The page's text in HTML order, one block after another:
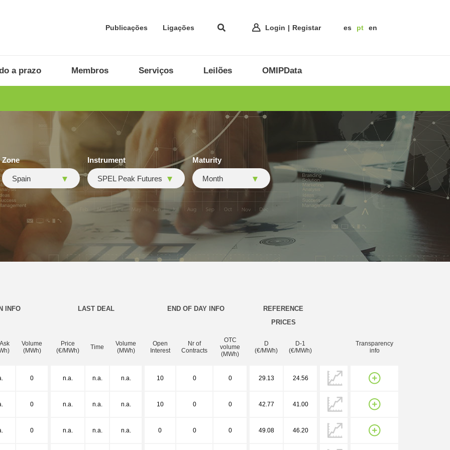
Publicações Ligações Login Registar es pt en
a prazo Membros Serviços Leilões OMIPData
Zone
Spain
Instrument
SPEL Peak Futures
Maturity
Month
INFO LAST DEAL END OF DAY INFO
REFERENCE
PRICES
Volume
(MWh)
Price
(€/MWh)
Time
Volume
(MWh)
Open
Interest
Nr of
Contracts
OTC
volume
(MWh)
D
(€/MWh)
D-1
(€/MWh)
Transparency
info
0 n.a. n.a. n.a. 10 0 0 29.13 24.56
0 n.a. n.a. n.a. 10 0 0 42.77 41.00
0 n.a. n.a. n.a. 0 0 0 49.08 46.20